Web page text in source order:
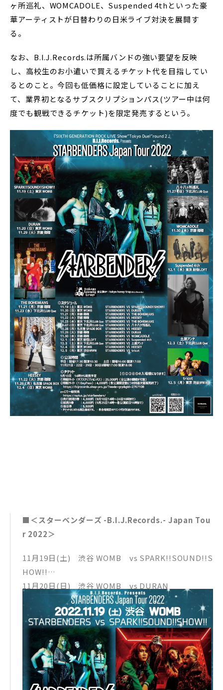
ヶ所巡礼、WOMCADOLE、Suspended 4thといった豪
華アーティストが日替わりの日米ライブ対決を展開す
る。
なお、B.I.J.Records.は所属バンドの強い要望を反映
し、高校生のお小遣いで買えるチケット代を目指してい
るとのこと。今回も低価格に設定していることに加え
て、業界初となるサブスクリプションパス(ツアー中は何
度でも観戦できるチケット)を限定発売するという。
■＜スターベンダーズ -B.I.J.Records.- Japan Tou
r 2022＞
11月19日(土) 渋谷 WOMB vs SPARK!!SOUND!!S
HOW!!
11月20日(日) 渋谷 WOMB vs DURAN
11月21日(月) 京都 磔磔 vs THE BOHEMIANS
11月22日(火) 京都 磔磔 vs HEESEY
11月23日(水) 下北沢 Que vs THE BOHEMIANS
11月27日(日) 下北沢 Que vs 八十八ケ所巡礼
11月28日(月) 名古屋 SPADE BOX vs HEESEY
11月29日(火) 京都 磔磔 vs DURAN
11月30日(水) 京都 磔磔 vs WOMCADOLE